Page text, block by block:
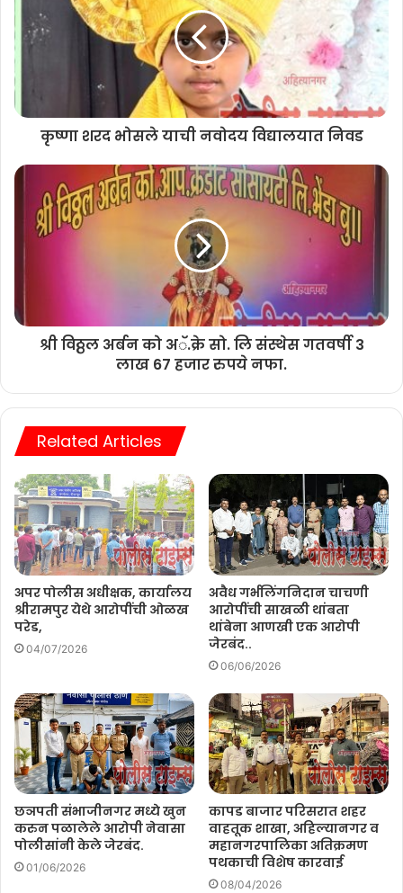
कृष्णा शरद भोसले याची नवोदय विद्यालयात निवड
श्री विठ्ठल अर्बन को अॅ.क्रे सो. लि संस्थेस गतवर्षी 3
लाख 67 हजार रुपये नफा.
Related Articles
अपर पोलीस अधीक्षक, कार्यालय
श्रीरामपुर येथे आरोपींची ओळख
परेड,
04/07/2026
अवैध गर्भलिंगनिदान चाचणी
आरोपींची साखळी थांबता
थांबेना आणखी एक आरोपी
जेरबंद..
06/06/2026
छञपती संभाजीनगर मध्ये खुन
करुन पळालेले आरोपी नेवासा
पोलीसांनी केले जेरबंद.
01/06/2026
कापड बाजार परिसरात शहर
वाहतूक शाखा, अहिल्यानगर व
महानगरपालिका अतिक्रमण
पथकाची विशेष कारवाई
08/04/2026